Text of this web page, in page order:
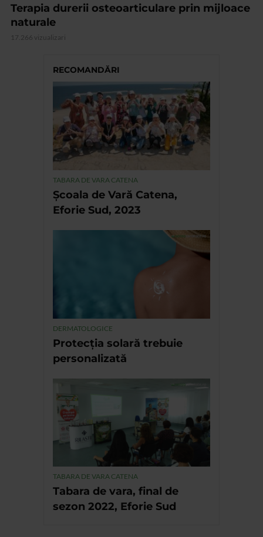
Terapia durerii osteoarticulare prin mijloace
naturale
17.266 vizualizari
RECOMANDĂRI
TABARA DE VARA CATENA
Școala de Vară Catena,
Eforie Sud, 2023
DERMATOLOGICE
Protecția solară trebuie
personalizată
TABARA DE VARA CATENA
Tabara de vara, final de
sezon 2022, Eforie Sud